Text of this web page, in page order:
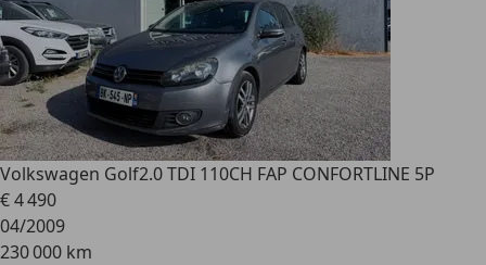
Volkswagen Golf2.0 TDI 110CH FAP CONFORTLINE 5P
€ 4 490
04/2009
230 000 km